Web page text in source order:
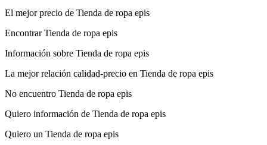
El mejor precio de Tienda de ropa epis
Encontrar Tienda de ropa epis
Información sobre Tienda de ropa epis
La mejor relación calidad-precio en Tienda de ropa epis
No encuentro Tienda de ropa epis
Quiero información de Tienda de ropa epis
Quiero un Tienda de ropa epis